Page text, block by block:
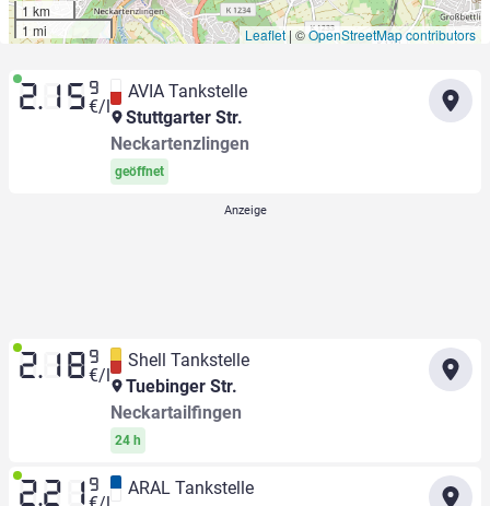
1 km
1 mi
Leaflet | ©OpenStreetMap contributors
2.15 9
€/l
AVIA Tankstelle
Stuttgarter Str.
Neckartenzlingen
geöffnet
2.18 9
€/l
Shell Tankstelle
Tuebinger Str.
Neckartailfingen
24 h
2.21 9
ARAL Tankstelle